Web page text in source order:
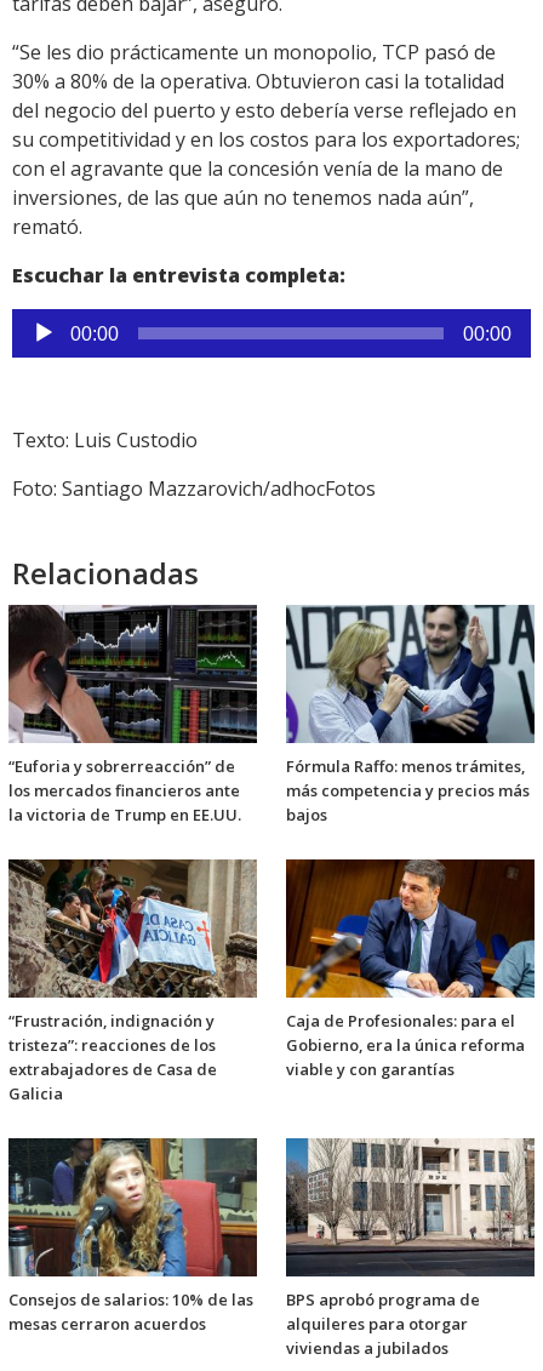
“Se les dio prácticamente un monopolio, TCP pasó de
30% a 80% de la operativa. Obtuvieron casi la totalidad
del negocio del puerto y esto debería verse reflejado en
su competitividad y en los costos para los exportadores;
con el agravante que la concesión venía de la mano de
inversiones, de las que aún no tenemos nada aún”,
remató.
Escuchar la entrevista completa:
Reproductor
de
00:00 00:00
Texto: Luis Custodio
Foto: Santiago Mazzarovich/adhocFotos
Relacionadas
“Euforia y sobrerreacción” de
los mercados financieros ante
la victoria de Trump en EE.UU.
Fórmula Raffo: menos trámites,
más competencia y precios más
bajos
“Frustración, indignación y
tristeza”: reacciones de los
extrabajadores de Casa de
Galicia
Caja de Profesionales: para el
Gobierno, era la única reforma
viable y con garantías
Consejos de salarios: 10% de las
mesas cerraron acuerdos
BPS aprobó programa de
alquileres para otorgar
viviendas a jubilados